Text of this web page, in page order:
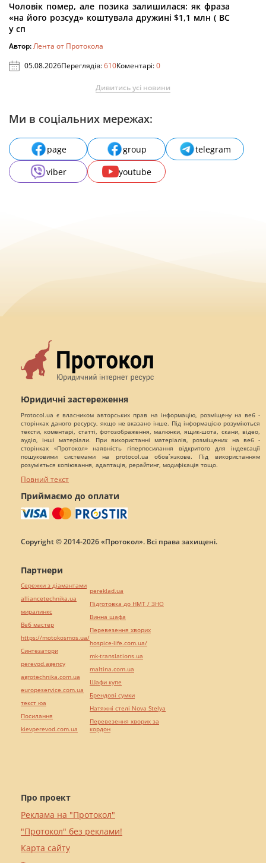
Чоловік помер, але позика залишилася: як фраза
«на його розсуд» коштувала дружині $1,1 млн ( ВС
у сп
Автор:Лента от Протокола
05.08.2026Переглядів:610Коментарі:0
Дивитись усі новини
Ми в соціальних мережах:
page group
telegram
viber
youtube
Юридичні застереження
Protocol.ua є власником авторських прав на інформацію, розміщену на веб -
сторінках даного ресурсу, якщо не вказано інше. Під інформацією розуміються
тексти, коментарі, статті, фотозображення, малюнки, ящик-шота, скани, відео,
аудіо, інші матеріали. При використанні матеріалів, розміщених на веб -
сторінках «Протокол» наявність гіперпосилання відкритого для індексації
пошуковими системами на protocol.ua обов`язкове. Під використанням
розуміється копіювання, адаптація, рерайтинг, модифікація тощо.
Повний текст
Приймаємо до оплати
Copyright © 2014-2026 «Протокол». Всі права захищені.
Про проект
Реклама на "Протокол"
"Протокол" без реклами!
Карта сайту
Партнери
Сережки з діамантами
alliancetechnika.ua
миралинкс
Веб мастер
https://motokosmos.ua/
Синтезатори
perevod.agency
agrotechnika.com.ua
europeservice.com.ua
текст юа
Посилання
kievperevod.com.ua
pereklad.ua
Підготовка до НМТ / ЗНО
Винна шафа
Перевезення хворих
hospice-life.com.ua/
mk-translations.ua
maltina.com.ua
Шафи купе
Брендові сумки
Натяжні стелі Nova Stelya
Перевезення хворих за
кордон